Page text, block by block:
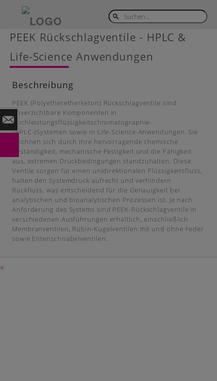
content
Toggle
navigation
PEEK Rückschlagventile - HPLC &
Life-Science Anwendungen
Beschreibung
PEEK (Polyetheretherketon) Rückschlagventile sind
unverzichtbare Komponenten in
Hochleistungsflüssigkeitschromatographie-
(HPLC-)Systemen sowie in Life-Science-Anwendungen. Sie
zeichnen sich durch ihre hervorragende chemische
Beständigkeit, mechanische Festigkeit und die Fähigkeit
aus, extremen Druckbedingungen standzuhalten. Diese
Ventile sorgen für einen unidirektionalen Flüssigkeitsfluss,
halten den Systemdruck aufrecht und verhindern
Rückfluss, was entscheidend für die Genauigkeit bei
analytischen und bioanalytischen Prozessen ist. Je nach
Anforderung des Systems sind PEEK-Rückschlagventile in
verschiedenen Ausführungen erhältlich, einschließlich
Membranventilen, Rubin-Kugelventilen mit und ohne Feder
sowie Entenschnabelventilen.